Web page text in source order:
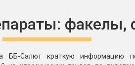
и пневмохлопушки
хлопушки
ББ-Салют краткую информацию